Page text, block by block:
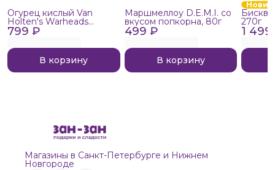
799 ₽
Огурец кислый Van
Holten's Warheads
Extreme Sour, 140г
В корзину
499 ₽
Маршмеллоу D.E.M.I. со
вкусом попкорна, 80г
В корзину
1
270г
Магазины в Санкт-Петербурге и Нижнем
Новгороде